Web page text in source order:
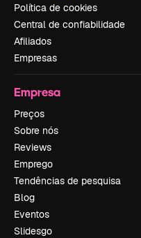
Política de cookies
Central de confiabilidade
Afiliados
Empresas
Empresa
Preços
Sobre nós
Reviews
Emprego
Tendências de pesquisa
Blog
Eventos
Slidesgo